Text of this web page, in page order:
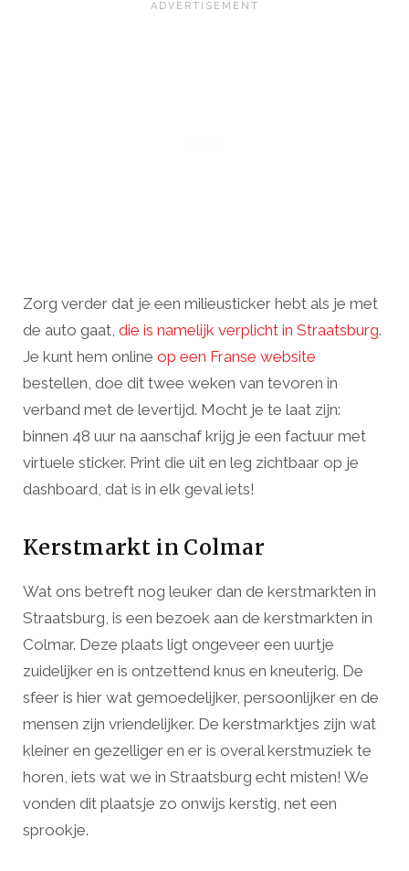
Zorg verder dat je een milieusticker hebt als je met
de auto gaat, die is namelijk verplicht in Straatsburg.
Je kunt hem online op een Franse website
bestellen, doe dit twee weken van tevoren in
verband met de levertijd. Mocht je te laat zijn:
binnen 48 uur na aanschaf krijg je een factuur met
virtuele sticker. Print die uit en leg zichtbaar op je
dashboard, dat is in elk geval iets!
Kerstmarkt in Colmar
Wat ons betreft nog leuker dan de kerstmarkten in
Straatsburg, is een bezoek aan de kerstmarkten in
Colmar. Deze plaats ligt ongeveer een uurtje
zuidelijker en is ontzettend knus en kneuterig. De
sfeer is hier wat gemoedelijker, persoonlijker en de
mensen zijn vriendelijker. De kerstmarktjes zijn wat
kleiner en gezelliger en er is overal kerstmuziek te
horen, iets wat we in Straatsburg echt misten! We
vonden dit plaatsje zo onwijs kerstig, net een
sprookje.